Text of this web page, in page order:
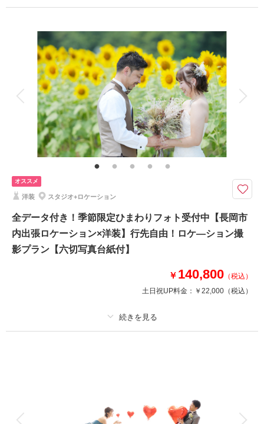
撮影料 新婦衣装3着
着付け ヘアメイク 小物一式
アルバム 6 P データ 5 カット 台紙付写真
衣装追加 会食 挙式
家族と撮影 家族用衣装レンタル ペットと撮影
その他含むもの
自分のカメラでスナップ撮影OK、とっておきの時間を長岡創寫舘で過ごし
和洋装3着＋ヘアメイク+スタジオ・ガーデンロケ撮影＋アルバム1冊＋デー
タ5カットがついたお得なプラン
新郎、新婦各3着まで撮影できて、10万円以内の価格は長岡創寫館だけ。
チャペル＋スタジオ＋ガーデンで撮影できます！
組数限定のキャンペーンなのでお問合せはお早めに。
撮影日の空き
を確認する
オススメ
洋装 スタジオ+ロケーション
全データ付き！季節限定ひまわりフォト受付中【長岡市
内出張ロケーション×洋装】行先自由！ロケ―ション撮
影プラン【六切写真台紙付】
￥ 140,800 （税込）
土日祝UP料金： ￥22,000 （税込）
会食